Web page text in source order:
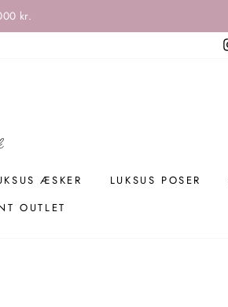
kr.
ÆSKER LUKSUS POSER
OUTLET